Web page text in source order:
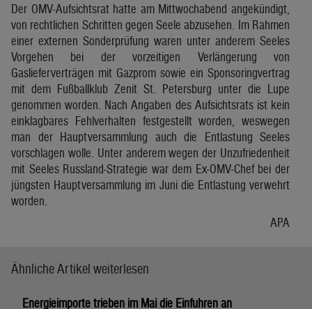
Der OMV-Aufsichtsrat hatte am Mittwochabend angekündigt,
von rechtlichen Schritten gegen Seele abzusehen. Im Rahmen
einer externen Sonderprüfung waren unter anderem Seeles
Vorgehen bei der vorzeitigen Verlängerung von
Gaslieferverträgen mit Gazprom sowie ein Sponsoringvertrag
mit dem Fußballklub Zenit St. Petersburg unter die Lupe
genommen worden. Nach Angaben des Aufsichtsrats ist kein
einklagbares Fehlverhalten festgestellt worden, weswegen
man der Hauptversammlung auch die Entlastung Seeles
vorschlagen wolle. Unter anderem wegen der Unzufriedenheit
mit Seeles Russland-Strategie war dem Ex-OMV-Chef bei der
jüngsten Hauptversammlung im Juni die Entlastung verwehrt
worden.
APA
Ähnliche Artikel weiterlesen
Energieimporte trieben im Mai die Einfuhren an